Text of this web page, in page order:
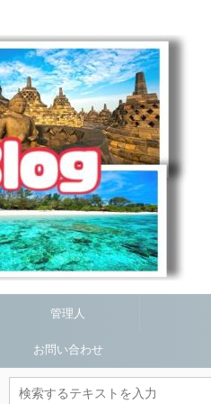
管理人
お問い合わせ